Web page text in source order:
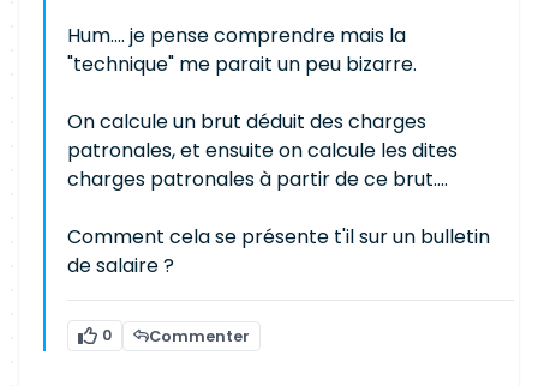
Hum.... je pense comprendre mais la
"technique" me parait un peu bizarre.
On calcule un brut déduit des charges
patronales, et ensuite on calcule les dites
charges patronales à partir de ce brut....
Comment cela se présente t'il sur un bulletin
de salaire ?
0 Commenter